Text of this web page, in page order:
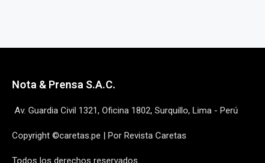
Nota & Prensa S.A.C.
Av. Guardia Civil 1321, Oficina 1802, Surquillo, Lima - Perú
Copyright ©caretas.pe | Por Revista Caretas
Todos los derechos reservados